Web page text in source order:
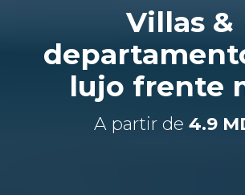
Villas &
lujo frente
A partir de 4.9